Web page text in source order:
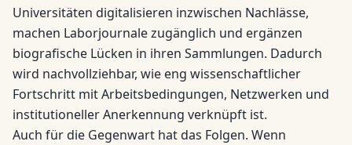
Universitäten digitalisieren inzwischen Nachlässe,
machen Laborjournale zugänglich und ergänzen
biografische Lücken in ihren Sammlungen. Dadurch
wird nachvollziehbar, wie eng wissenschaftlicher
Fortschritt mit Arbeitsbedingungen, Netzwerken und
institutioneller Anerkennung verknüpft ist.
Auch für die Gegenwart hat das Folgen. Wenn